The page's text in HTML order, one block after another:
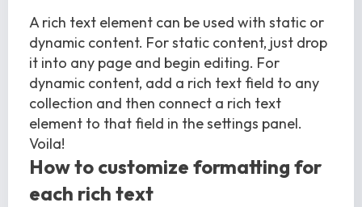
A rich text element can be used with static or
dynamic content. For static content, just drop
it into any page and begin editing. For
dynamic content, add a rich text field to any
collection and then connect a rich text
element to that field in the settings panel.
Voila!
How to customize formatting for
each rich text